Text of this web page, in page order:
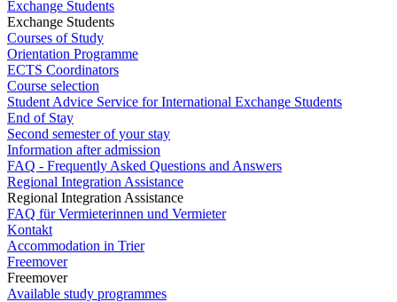
Exchange Students
Exchange Students
Courses of Study
Orientation Programme
ECTS Coordinators
Course selection
Student Advice Service for International Exchange Students
End of Stay
Second semester of your stay
Information after admission
FAQ - Frequently Asked Questions and Answers
Regional Integration Assistance
Regional Integration Assistance
FAQ für Vermieterinnen und Vermieter
Kontakt
Accommodation in Trier
Freemover
Freemover
Available study programmes